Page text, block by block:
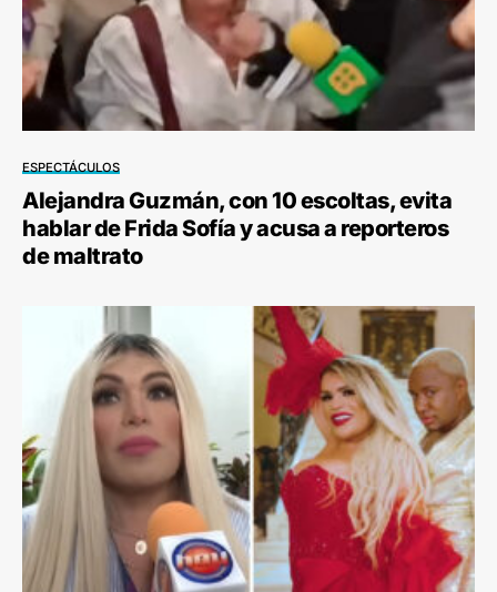
ESPECTÁCULOS
Alejandra Guzmán, con 10 escoltas, evita
hablar de Frida Sofía y acusa a reporteros
de maltrato